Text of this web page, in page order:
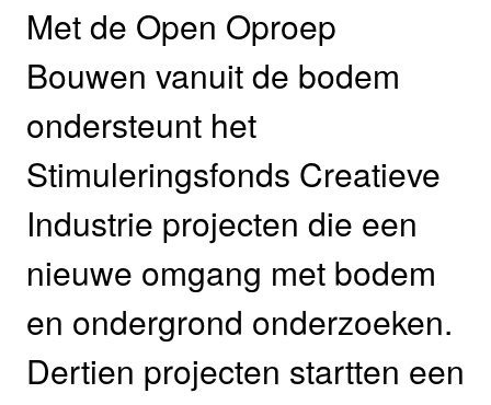
Met de Open Oproep
Bouwen vanuit de bodem
ondersteunt het
Stimuleringsfonds Creatieve
Industrie projecten die een
nieuwe omgang met bodem
en ondergrond onderzoeken.
Dertien projecten startten een